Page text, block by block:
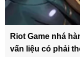
Riot Game nhá
vấn liệu có phải